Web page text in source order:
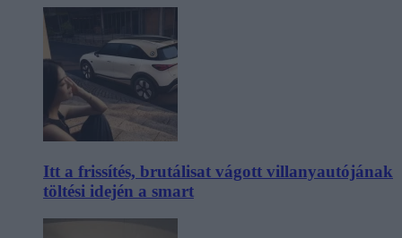
Itt a frissítés, brutálisat vágott villanyautójának
töltési idején a smart